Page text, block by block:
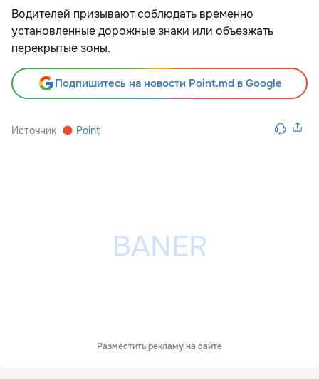
Водителей призывают соблюдать временно
установленные дорожные знаки или объезжать
перекрытые зоны.
Подпишитесь на новости Point.md в Google
Источник Point
Разместить рекламу на сайте